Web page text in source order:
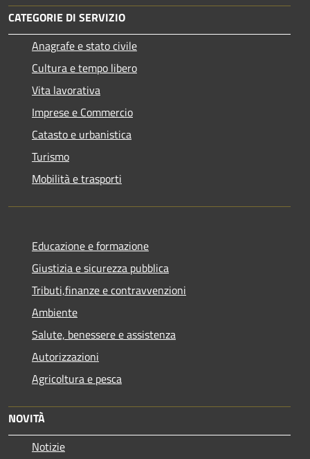
CATEGORIE DI SERVIZIO
Anagrafe e stato civile
Cultura e tempo libero
Vita lavorativa
Imprese e Commercio
Catasto e urbanistica
Turismo
Mobilità e trasporti
Educazione e formazione
Giustizia e sicurezza pubblica
Tributi,finanze e contravvenzioni
Ambiente
Salute, benessere e assistenza
Autorizzazioni
Agricoltura e pesca
NOVITÀ
Notizie